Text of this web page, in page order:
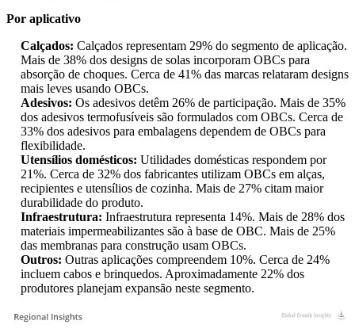
Por aplicativo
Calçados: Calçados representam 29% do segmento de aplicação.
Mais de 38% dos designs de solas incorporam OBCs para
absorção de choques. Cerca de 41% das marcas relataram designs
mais leves usando OBCs.
Adesivos: Os adesivos detêm 26% de participação. Mais de 35%
dos adesivos termofusíveis são formulados com OBCs. Cerca de
33% dos adesivos para embalagens dependem de OBCs para
flexibilidade.
Utensílios domésticos: Utilidades domésticas respondem por
21%. Cerca de 32% dos fabricantes utilizam OBCs em alças,
recipientes e utensílios de cozinha. Mais de 27% citam maior
durabilidade do produto.
Infraestrutura: Infraestrutura representa 14%. Mais de 28% dos
materiais impermeabilizantes são à base de OBC. Mais de 25%
das membranas para construção usam OBCs.
Outros: Outras aplicações compreendem 10%. Cerca de 24%
incluem cabos e brinquedos. Aproximadamente 22% dos
produtores planejam expansão neste segmento.